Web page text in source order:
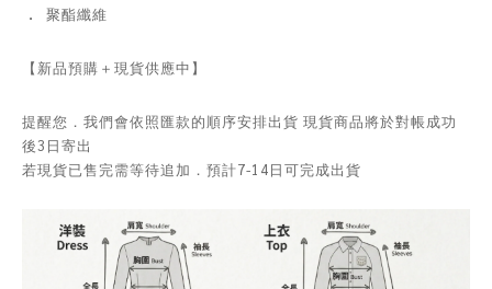
． 聚酯纖維
【新品預購＋現貨供應中】
提醒您．我們會依照匯款的順序安排出貨 現貨商品將於對帳成功
後3日寄出
若現貨已售完需等待追加．預計7-14日可完成出貨